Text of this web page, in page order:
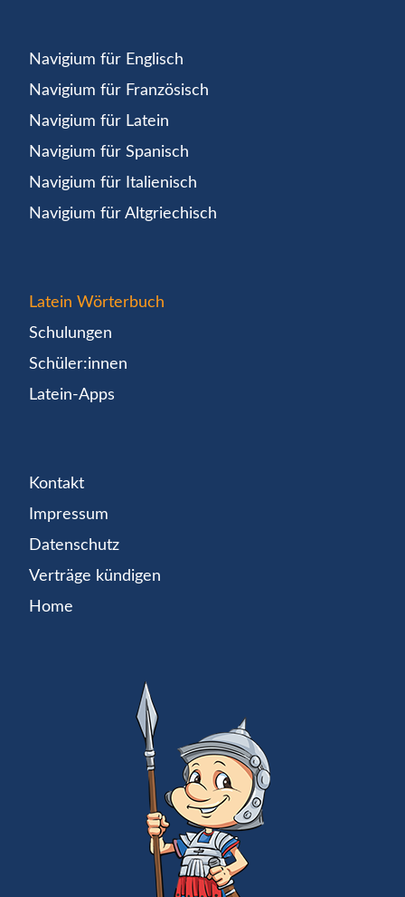
Navigium für Englisch
Navigium für Französisch
Navigium für Latein
Navigium für Spanisch
Navigium für Italienisch
Navigium für Altgriechisch
Latein Wörterbuch
Schulungen
Schüler:innen
Latein-Apps
Kontakt
Impressum
Datenschutz
Verträge kündigen
Home